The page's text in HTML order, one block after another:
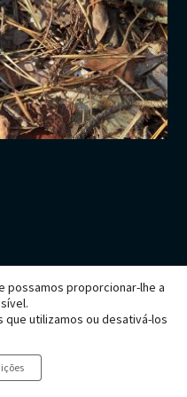
possamos proporcionar-lhe a
utilizamos ou desativá-los
ContactosArtrópodes
Aracnídeos
Crustáceos
Diplópodes
Cnidários
Cordados
Anfíbios
Tunicados
Equinodermes
Angiospérmicas
Briófitas
Gimnospérmicas
Pteridófitas
Fungos
Ascomicetes
Basidiomicetes
Anelídeos
Artrópodes
Braquiópodes
Cnidários
Peixes
Répteis
Plantas
Gimnospérmicas
Pteridófitas
Chromista
Naturae digital
Financiamento